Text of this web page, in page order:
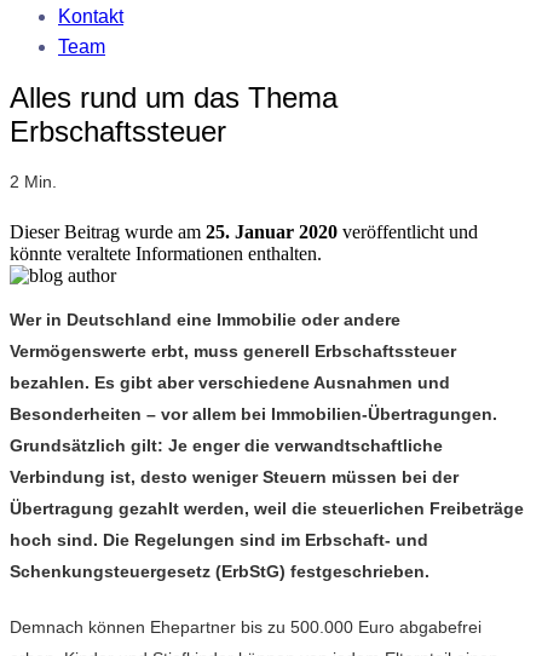
Kontakt
Team
Alles rund um das Thema
Erbschaftssteuer
2 Min.
Dieser Beitrag wurde am 25. Januar 2020 veröffentlicht und
könnte veraltete Informationen enthalten.
Wer in Deutschland eine Immobilie oder andere
Vermögenswerte erbt, muss generell Erbschaftssteuer
bezahlen. Es gibt aber verschiedene Ausnahmen und
Besonderheiten – vor allem bei Immobilien-Übertragungen.
Grundsätzlich gilt: Je enger die verwandtschaftliche
Verbindung ist, desto weniger Steuern müssen bei der
Übertragung gezahlt werden, weil die steuerlichen Freibeträge
hoch sind. Die Regelungen sind im Erbschaft- und
Schenkungsteuergesetz (ErbStG) festgeschrieben.
Demnach können Ehepartner bis zu 500.000 Euro abgabefrei